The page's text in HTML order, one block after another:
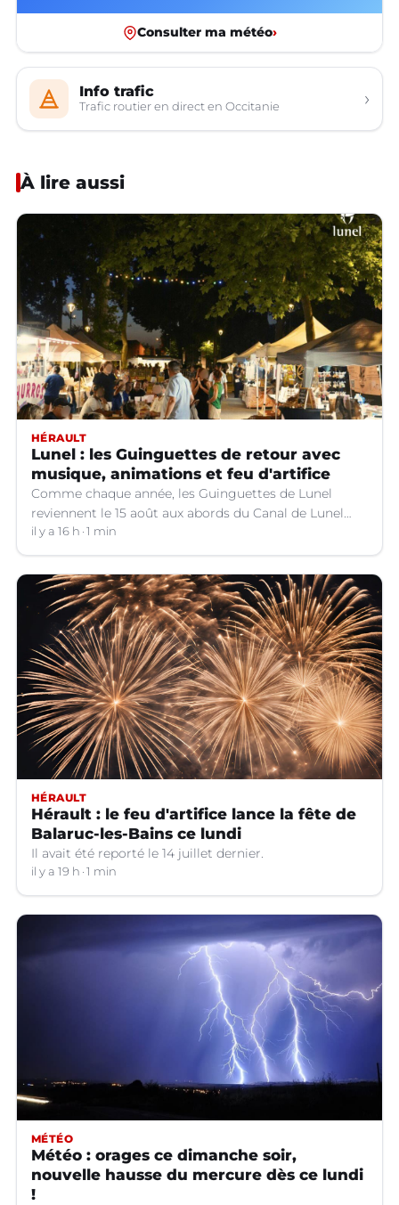
Consulter ma météo›
Info trafic
Trafic routier en direct en Occitanie ›
À lire aussi
HÉRAULT
Lunel : les Guinguettes de retour avec
musique, animations et feu d'artifice
Comme chaque année, les Guinguettes de Lunel
reviennent le 15 août aux abords du Canal de Lunel
(Hérault).
il y a 16 h 1 min
HÉRAULT
Hérault : le feu d'artifice lance la fête de
Balaruc-les-Bains ce lundi
Il avait été reporté le 14 juillet dernier.
il y a 19 h 1 min
MÉTÉO
Météo : orages ce dimanche soir,
nouvelle hausse du mercure dès ce lundi
!